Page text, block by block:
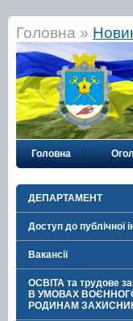
Головна »
Головна
ДЕПАРТАМЕНТ
Доступ до публічної
Вакансії
ОСВІТА та трудове
В УМОВАХ
РОДИНАМ